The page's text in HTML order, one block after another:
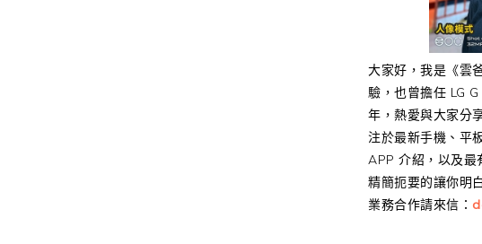
大家好，我是《雲
驗，也曾擔任 LG
年，熱愛與大家分
注於最新手機、平
APP 介紹，以及最
精簡扼要的讓你明
業務合作請來信：